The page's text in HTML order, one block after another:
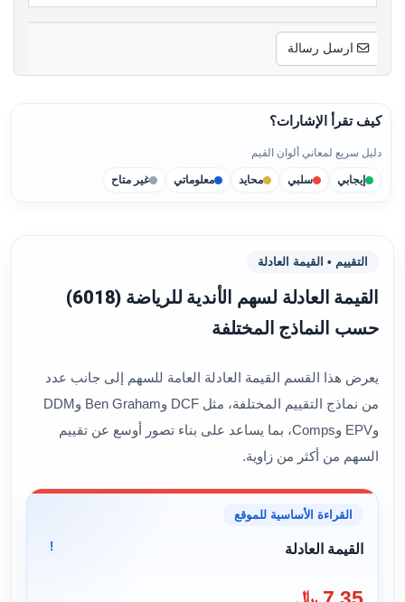
ارسل رسالة
كيف تقرأ الإشارات؟
دليل سريع لمعاني ألوان القيم
إيجابي سلبي محايد معلوماتي غير متاح
التقييم • القيمة العادلة
القيمة العادلة لسهم الأندية للرياضة (6018)
حسب النماذج المختلفة
يعرض هذا القسم القيمة العادلة العامة للسهم إلى جانب عدد
من نماذج التقييم المختلفة، مثل DCF وBen Graham وDDM
وEPV وComps، بما يساعد على بناء تصور أوسع عن تقييم
السهم من أكثر من زاوية.
القراءة الأساسية للموقع
القيمة العادلة !